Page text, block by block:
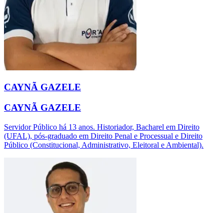
CAYNÃ GAZELE
CAYNÃ GAZELE
Servidor Público há 13 anos. Historiador, Bacharel em Direito
(UFAL), pós-graduado em Direito Penal e Processual e Direito
Público (Constitucional, Administrativo, Eleitoral e Ambiental).